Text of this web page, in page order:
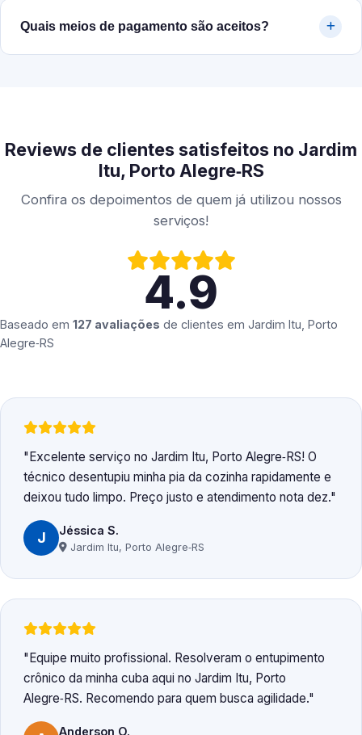
Quais meios de pagamento são aceitos?
Reviews de clientes satisfeitos no Jardim
Itu, Porto Alegre‑RS
Confira os depoimentos de quem já utilizou nossos
serviços!
4.9
Baseado em 127 avaliações de clientes em Jardim Itu, Porto
Alegre‑RS
Excelente serviço no Jardim Itu, Porto Alegre‑RS! O
técnico desentupiu minha pia da cozinha rapidamente e
deixou tudo limpo. Preço justo e atendimento nota dez.
J Jéssica S.
Jardim Itu, Porto Alegre‑RS
Equipe muito profissional. Resolveram o entupimento
crônico da minha cuba aqui no Jardim Itu, Porto
Alegre‑RS. Recomendo para quem busca agilidade.
Anderson O.